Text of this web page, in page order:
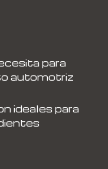
para
automotriz
ideales para